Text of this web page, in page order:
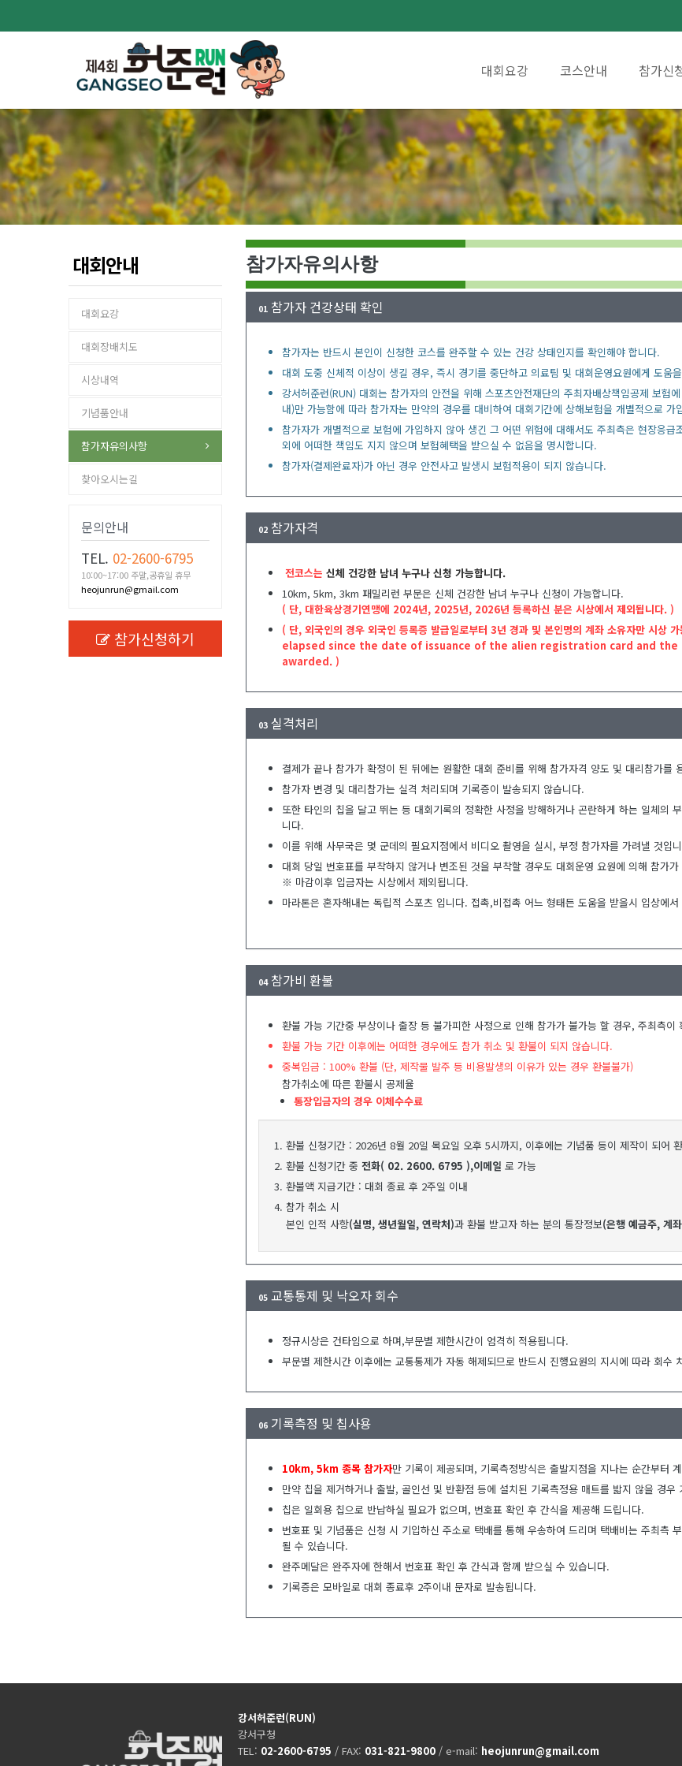
대회요강 코스안내 참가신
대회안내
대회요강
대회장배치도
시상내역
기념품안내
참가자유의사항
찾아오시는길
문의안내
TEL. 02-2600-6795
10:00~17:00 주말,공휴일 휴무
heojunrun@gmail.com
참가신청하기
참가자유의사항
01 참가자 건강상태 확인
참가자는 반드시 본인이 신청한 코스를 완주할 수 있는 건강 상태인지를 확인해야 합니다.
대회 도중 신체적 이상이 생길 경우, 즉시 경기를 중단하고 의료팀 및 대회운영요원에게 도움
강서허준런(RUN) 대회는 참가자의 안전을 위해 스포츠안전재단의 주최자배상책임공제 보험
내)만 가능함에 따라 참가자는 만약의 경우를 대비하여 대회기간에 상해보험을 개별적으로 가
참가자가 개별적으로 보험에 가입하지 않아 생긴 그 어떤 위험에 대해서도 주최측은 현장응
외에 어떠한 책임도 지지 않으며 보험혜택을 받으실 수 없음을 명시합니다.
참가자(결제완료자)가 아닌 경우 안전사고 발생시 보험적용이 되지 않습니다.
02 참가자격
전코스는 신체 건강한 남녀 누구나 신청 가능합니다.
10km, 5km, 3km 패밀리런 부문은 신체 건강한 남녀 누구나 신청이 가능합니다.
( 단, 대한육상경기연맹에 2024년, 2025년, 2026년 등록하신 분은 시상에서 제외됩니다. )
( 단, 외국인의 경우 외국인 등록증 발급일로부터 3년 경과 및 본인명의 계좌 소유자
elapsed since the date of issuance of the alien registration card and the
awarded. )
03 실격처리
결제가 끝나 참가가 확정이 된 뒤에는 원활한 대회 준비를 위해 참가자격 양도 및 대리참가를
참가자 변경 및 대리참가는 실격 처리되며 기록증이 발송되지 않습니다.
또한 타인의 칩을 달고 뛰는 등 대회기록의 정확한 사정을 방해하거나 곤란하게 하는 일체의
니다.
이를 위해 사무국은 몇 군데의 필요지점에서 비디오 촬영을 실시, 부정 참가자를 가려낼 것입
대회 당일 번호표를 부착하지 않거나 변조된 것을 부착할 경우도 대회운영 요원에 의해 참가
※ 마감이후 입금자는 시상에서 제외됩니다.
마라톤은 혼자해내는 독립적 스포츠 입니다. 접촉,비접촉 어느 형태든 도움을 받을시 입상에
04참가비 환불
환불 가능 기간중 부상이나 출장 등 불가피한 사정으로 인해 참가가 불가능 할 경우, 주최측이
환불 가능 기간 이후에는 어떠한 경우에도 참가 취소 및 환불이 되지 않습니다.
중복입금 : 100% 환불 (단, 제작물 발주 등 비용발생의 이유가 있는 경우 환불불가)
참가취소에 따른 환불시 공제율
통장입금자의 경우 이체수수료
1. 환불 신청기간 : 2026년 8월 20일 목요일 오후 5시까지, 이후에는 기념품 등이 제작이 되어
2. 환불 신청기간 중 전화( 02. 2600. 6795 ),이메일 로 가능
3. 환불액 지급기간 : 대회 종료 후 2주일 이내
4. 참가 취소 시
본인 인적 사항(실명, 생년월일, 연락처)과 환불 받고자 하는 분의 통장정보(은행 예금주, 계
05 교통통제 및 낙오자 회수
정규시상은 건타임으로 하며,부문별 제한시간이 엄격히 적용됩니다.
부문별 제한시간 이후에는 교통통제가 자동 해제되므로 반드시 진행요원의 지시에 따라 회수
06 기록측정 및 칩사용
10km, 5km 종목 참가자만 기록이 제공되며, 기록측정방식은 출발지점을 지나는 순간부터
만약 칩을 제거하거나 출발, 골인선 및 반환점 등에 설치된 기록측정용 매트를 밟지 않을 경우
칩은 일회용 칩으로 반납하실 필요가 없으며, 번호표 확인 후 간식을 제공해 드립니다.
번호표 및 기념품은 신청 시 기입하신 주소로 택배를 통해 우송하여 드리며 택배비는 주최측
될 수 있습니다.
완주메달은 완주자에 한해서 번호표 확인 후 간식과 함께 받으실 수 있습니다.
기록증은 모바일로 대회 종료후 2주이내 문자로 발송됩니다.
강서허준런(RUN)
강서구청
TEL: 02-2600-6795 / FAX: 031-821-9800 / e-mail: heojunrun@gmail.com